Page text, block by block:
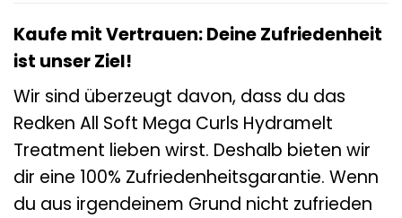
Kaufe mit Vertrauen: Deine Zufriedenheit
ist unser Ziel!
Wir sind überzeugt davon, dass du das
Redken All Soft Mega Curls Hydramelt
Treatment lieben wirst. Deshalb bieten wir
dir eine 100% Zufriedenheitsgarantie. Wenn
du aus irgendeinem Grund nicht zufrieden